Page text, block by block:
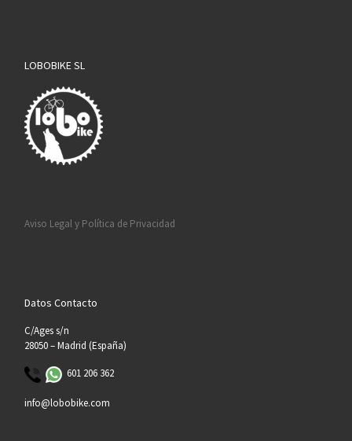
LOBOBIKE SL
Aviso Legal y Política de Privacidad
Datos Contacto
C/Ages s/n
28050 – Madrid (España)
601 206 362
info@lobobike.com